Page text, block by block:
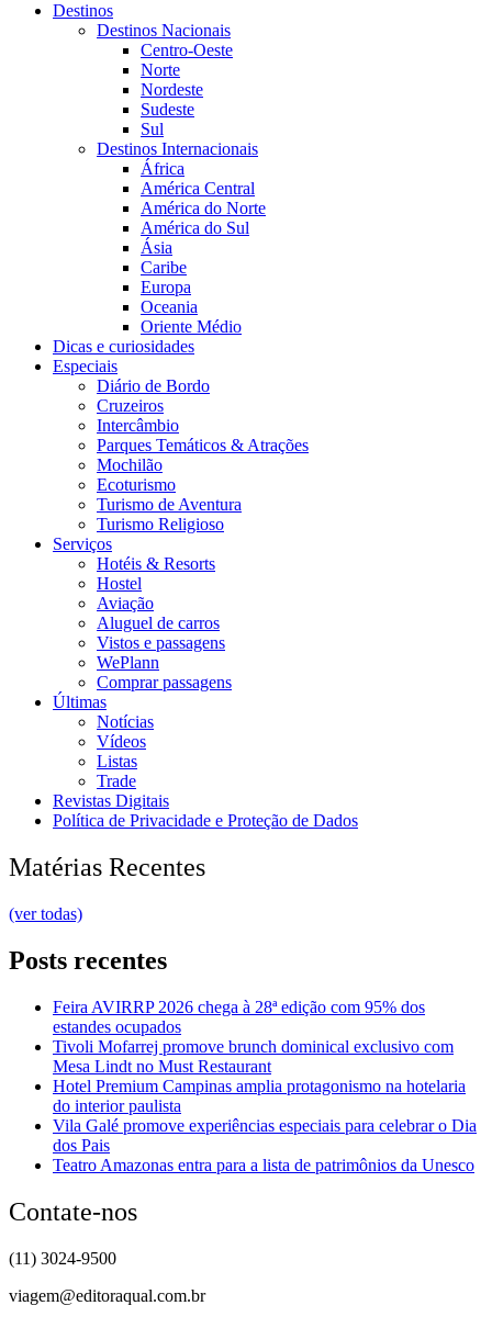
Destinos
Destinos Nacionais
Centro-Oeste
Norte
Nordeste
Sudeste
Sul
Destinos Internacionais
África
América Central
América do Norte
América do Sul
Ásia
Caribe
Europa
Oceania
Oriente Médio
Dicas e curiosidades
Especiais
Diário de Bordo
Cruzeiros
Intercâmbio
Parques Temáticos & Atrações
Mochilão
Ecoturismo
Turismo de Aventura
Turismo Religioso
Serviços
Hotéis & Resorts
Hostel
Aviação
Aluguel de carros
Vistos e passagens
WePlann
Comprar passagens
Últimas
Notícias
Vídeos
Listas
Trade
Revistas Digitais
Política de Privacidade e Proteção de Dados
Matérias Recentes
(ver todas)
Posts recentes
Feira AVIRRP 2026 chega à 28ª edição com 95% dos
estandes ocupados
Tivoli Mofarrej promove brunch dominical exclusivo com
Mesa Lindt no Must Restaurant
Hotel Premium Campinas amplia protagonismo na hotelaria
do interior paulista
Vila Galé promove experiências especiais para celebrar o Dia
dos Pais
Teatro Amazonas entra para a lista de patrimônios da Unesco
Contate-nos
(11) 3024-9500
viagem@editoraqual.com.br